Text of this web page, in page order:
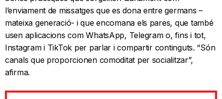
l’enviament de missatges que es dona entre germans –
mateixa generació- i que encomana els pares, que també
usen aplicacions com WhatsApp, Telegram o, fins i tot,
Instagram i TikTok per parlar i compartir continguts. “Són
canals que proporcionen comoditat per socialitzar”,
afirma.